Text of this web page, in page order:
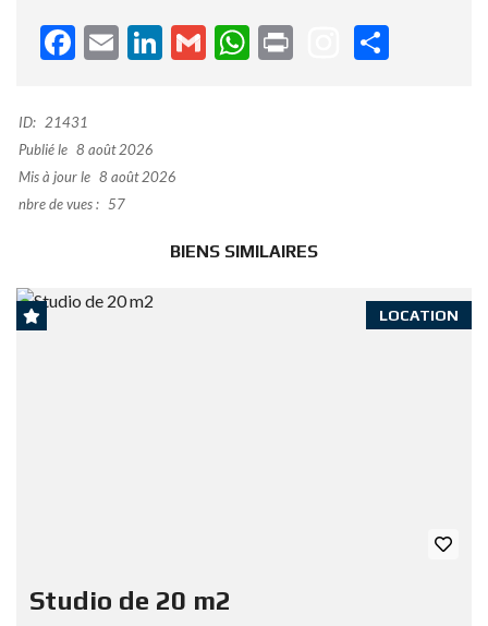
F
e
b
o
o
E
l
Li
n
G
W
p
ID: 21431
Publié le 8 août 2026
Mis à jour le 8 août 2026
nbre de vues : 57
BIENS SIMILAIRES
LOCATION
Studio de 20 m2